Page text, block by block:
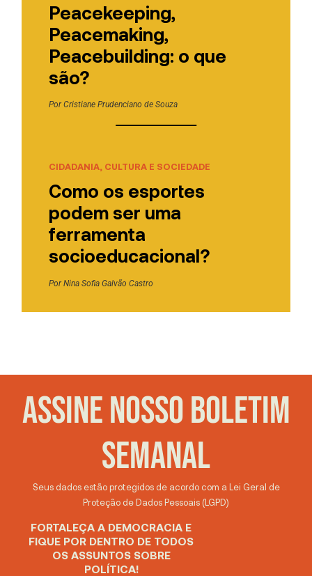
Peacekeeping,
Peacemaking,
Peacebuilding: o que
são?
PorCristiane Prudenciano de Souza
CIDADANIA, CULTURA E SOCIEDADE
Como os esportes
podem ser uma
ferramenta
socioeducacional?
PorNina Sofia Galvão Castro
ASSINE NOSSO BOLETIM
SEMANAL
Seus dados estão protegidos de acordo com a Lei Geral de
Proteção de Dados Pessoais (LGPD)
FORTALEÇA A DEMOCRACIA E
FIQUE POR DENTRO DE TODOS
OS ASSUNTOS SOBRE
POLÍTICA!